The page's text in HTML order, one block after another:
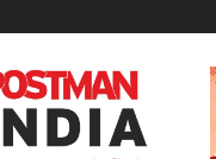
PostmanIndia